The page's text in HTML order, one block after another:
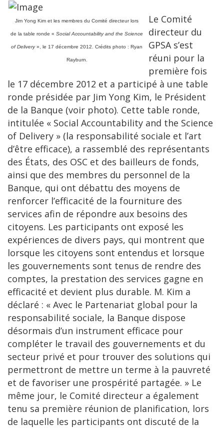
Jim Yong Kim et les membres du Comité directeur lors
de la table ronde « Social Accountability and the Science
of Delivery», le 17 décembre 2012. Crédits photo : Ryan
Rayburn.
Le Comité
directeur du
GPSA s’est
réuni pour la
première fois
le 17 décembre 2012 et a participé à une table
ronde présidée par Jim Yong Kim, le Président
de la Banque (voir photo). Cette table ronde,
intitulée « Social Accountability and the Science
of Delivery » (la responsabilité sociale et l’art
d’être efficace), a rassemblé des représentants
des États, des OSC et des bailleurs de fonds,
ainsi que des membres du personnel de la
Banque, qui ont débattu des moyens de
renforcer l’efficacité de la fourniture des
services afin de répondre aux besoins des
citoyens. Les participants ont exposé les
expériences de divers pays, qui montrent que
lorsque les citoyens sont entendus et lorsque
les gouvernements sont tenus de rendre des
comptes, la prestation des services gagne en
efficacité et devient plus durable. M. Kim a
déclaré : « Avec le Partenariat global pour la
responsabilité sociale, la Banque dispose
désormais d’un instrument efficace pour
compléter le travail des gouvernements et du
secteur privé et pour trouver des solutions qui
permettront de mettre un terme à la pauvreté
et de favoriser une prospérité partagée. » Le
même jour, le Comité directeur a également
tenu sa première réunion de planification, lors
de laquelle les participants ont discuté de la